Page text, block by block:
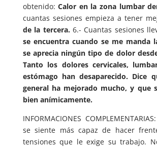
obtenido:Calor en la zona lumbar
cuantas sesiones empieza a tener
de la tercera.6.- Cuantas sesiones
se encuentra cuando se me manda
se aprecia ningún tipo de dolor
Tanto los dolores cervicales,
estómago han desaparecido. Dice
general ha mejorado mucho, y que
bien anímicamente.
INFORMACIONES
se siente más capaz de hacer
tensiones que le exige su trabajo.